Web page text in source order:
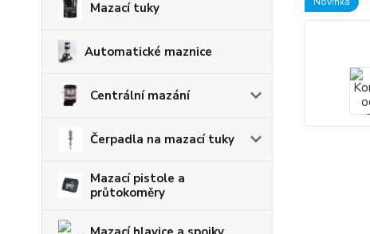
Mazací tuky
Automatické maznice
Centrální mazání
Čerpadla na mazací tuky
Mazací pistole a
průtokoměry